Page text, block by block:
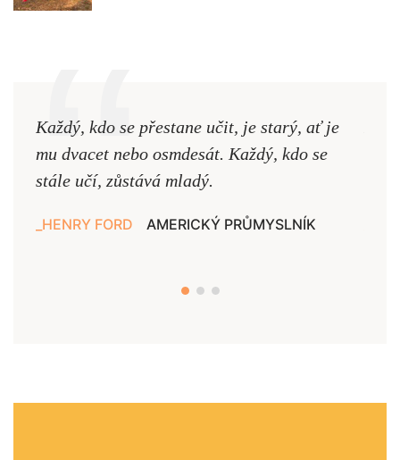
Každý, kdo se přestane učit, je starý, ať je
mu dvacet nebo osmdesát. Každý, kdo se
stále učí, zůstává mladý.
HENRY FORD AMERICKÝ PRŮMYSLNÍK